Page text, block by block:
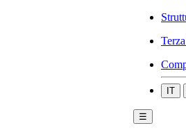
IT
☰